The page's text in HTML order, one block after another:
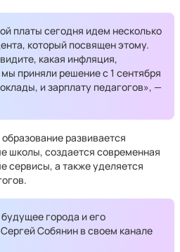
платы сегодня идем несколько
который посвящен этому.
какая инфляция,
приняли решение с 1 сентября
и зарплату педагогов», —
развивается
школы, создается современная
сервисы, а также уделяется
города и его
Собянин в своем канале